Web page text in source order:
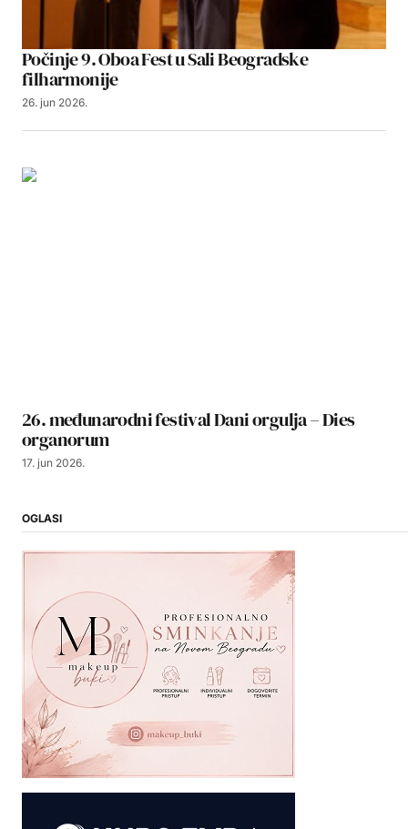
Počinje 9. Oboa Fest u Sali Beogradske
filharmonije
26. jun 2026.
26. međunarodni festival Dani orgulja – Dies
organorum
17. jun 2026.
OGLASI